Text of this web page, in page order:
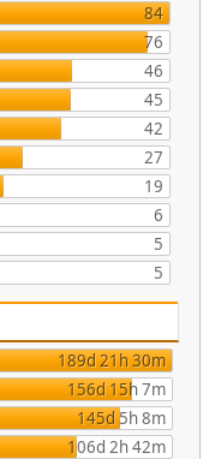
84
76
46
45
42
27
19
6
5
5
189d 21h 30m
156d 15h 7m
145d 5h 8m
106d 2h 42m